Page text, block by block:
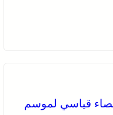
في إحصاء قياسي لموسم